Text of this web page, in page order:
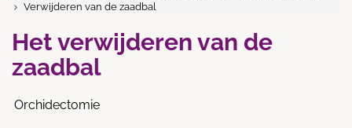
Verwijderen van de zaadbal
Het verwijderen van de
zaadbal
Orchidectomie